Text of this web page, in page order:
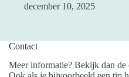
december 10, 2025
Contact
Meer informatie? Bekijk dan de